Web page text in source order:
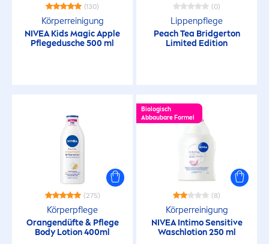
Sun Face
0% Rückstände
100% Klimaneutralisiertes Produkt
100% transparent
24H Fresh Effect
(130)
Körperreinigung
NIVEAKids Magic Apple
Pflegedusche 500 ml
(0)
Lippenpflege
Peach Tea Bridgerton
Limited Edition
(275)
Körperpflege
Orangendüfte & Pflege
Body Lotion 400ml
Biologisch
Abbaubare Formel
(8)
Körperreinigung
NIVEAIntimoSensitive
Waschlotion 250 ml